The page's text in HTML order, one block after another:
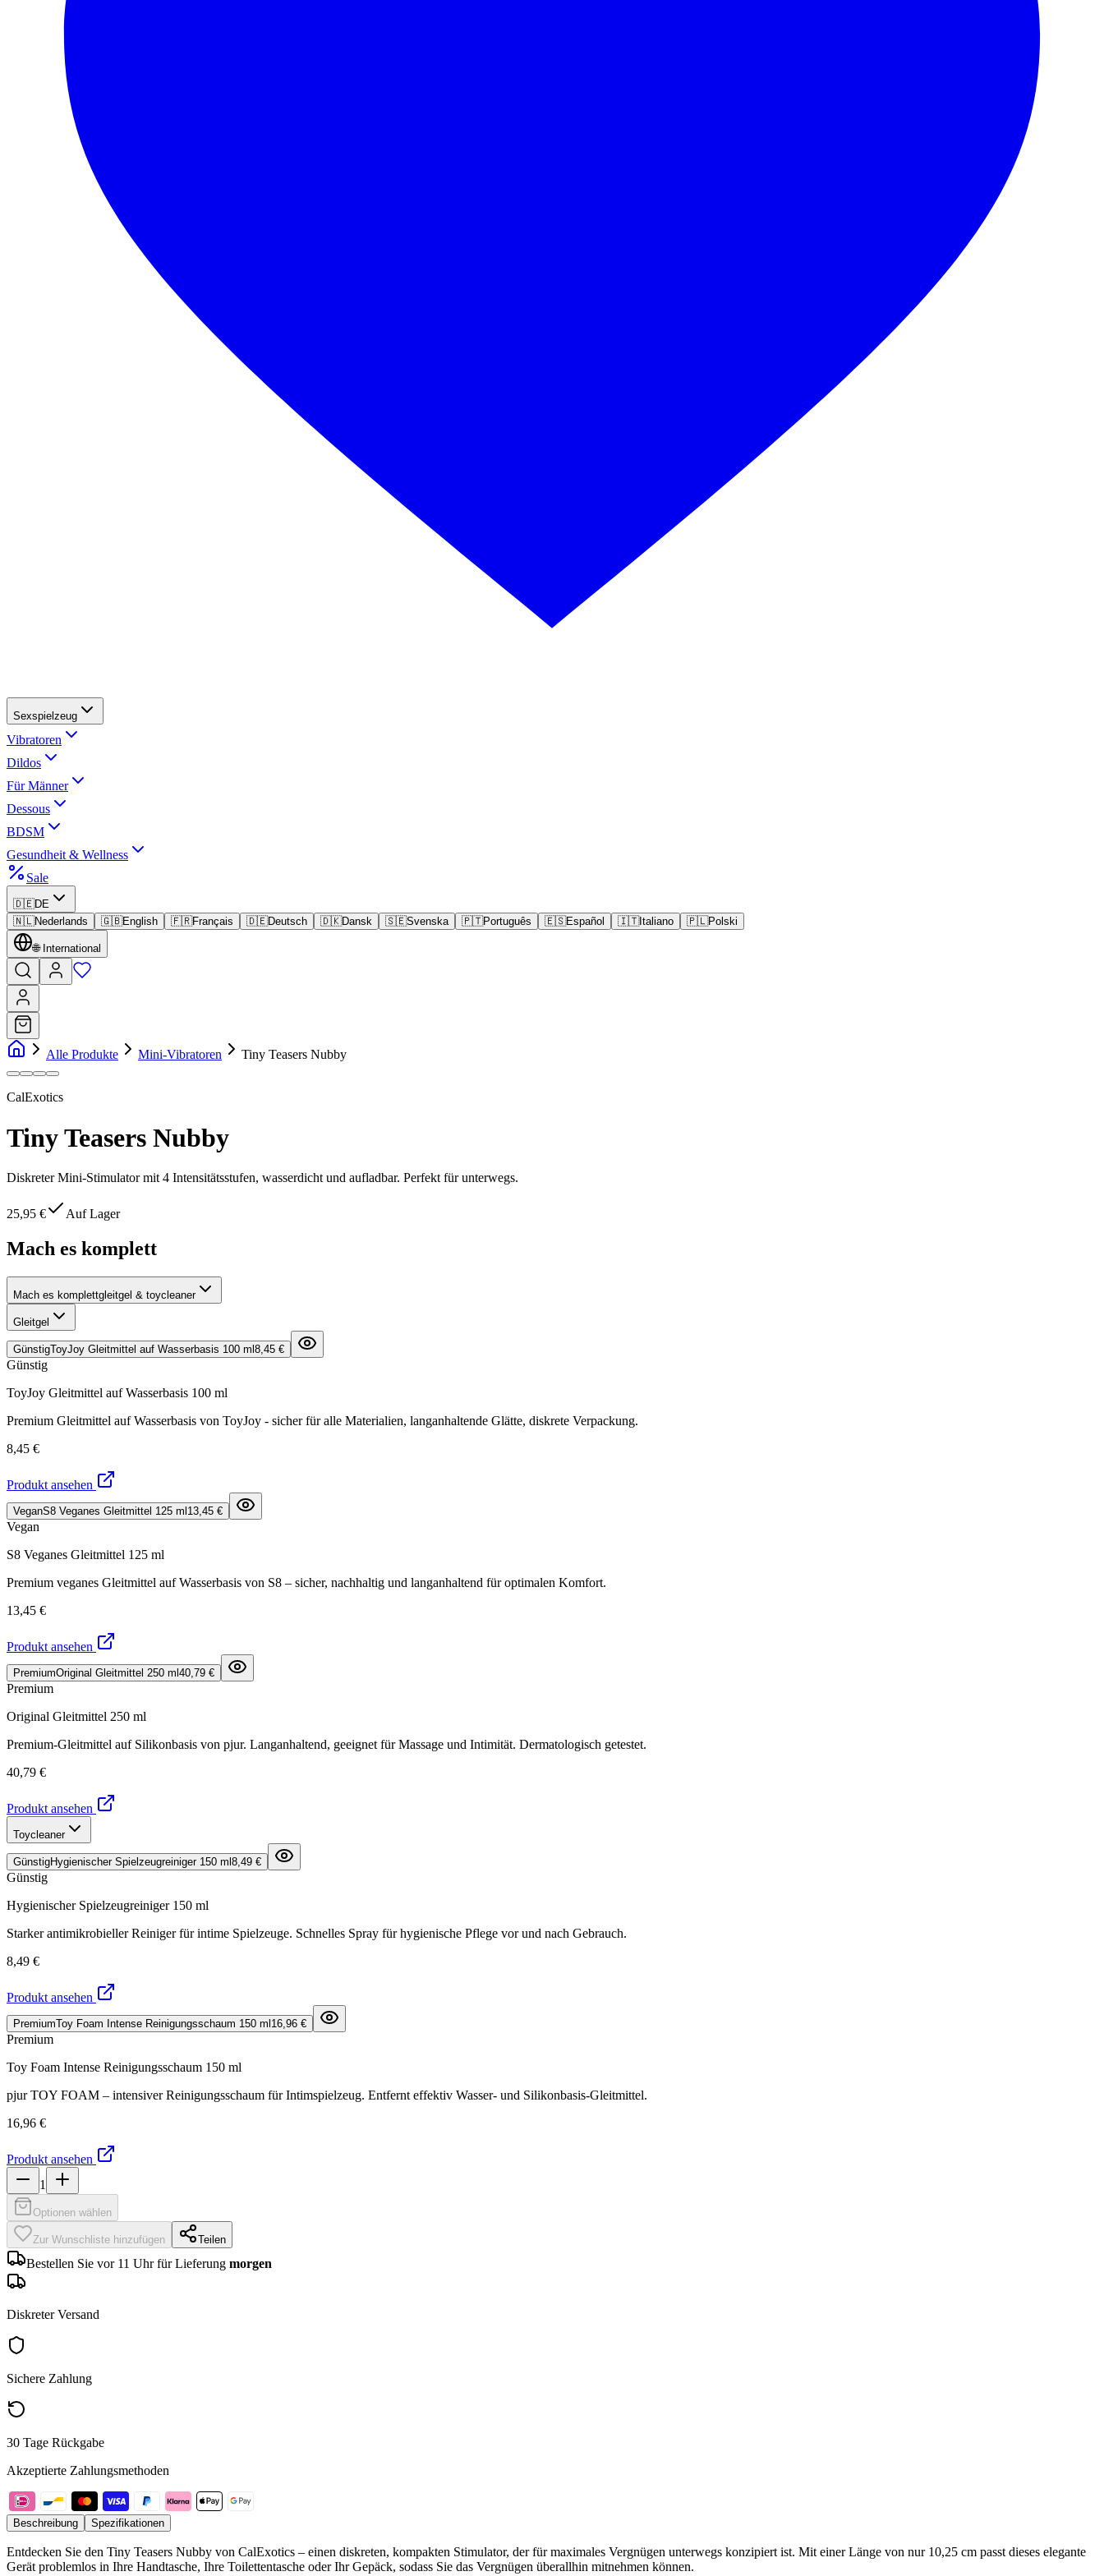
Sexspielzeug
Vibratoren
Dildos
Für Männer
Dessous
BDSM
Gesundheit & Wellness
Sale
🇩🇪DE
🇳🇱Nederlands 🇬🇧English 🇫🇷Français 🇩🇪Deutsch 🇩🇰Dansk 🇸🇪Svenska 🇵🇹Português 🇪🇸Español 🇮🇹Italiano 🇵🇱Polski
🌐 International
Alle Produkte Mini-Vibratoren Tiny Teasers Nubby
CalExotics
Tiny Teasers Nubby
Diskreter Mini-Stimulator mit 4 Intensitätsstufen, wasserdicht und aufladbar. Perfekt für unterwegs.
25,95 € Auf Lager
Mach es komplett
Mach es komplettgleitgel & toycleaner
Gleitgel
GünstigToyJoy Gleitmittel auf Wasserbasis 100 ml 8,45 €
Günstig
ToyJoy Gleitmittel auf Wasserbasis 100 ml
Premium Gleitmittel auf Wasserbasis von ToyJoy - sicher für alle Materialien, langanhaltende Glätte, diskrete Verpackung.
8,45 €
Produkt ansehen
VeganS8 Veganes Gleitmittel 125 ml 13,45 €
Vegan
S8 Veganes Gleitmittel 125 ml
Premium veganes Gleitmittel auf Wasserbasis von S8 – sicher, nachhaltig und langanhaltend für optimalen Komfort.
13,45 €
Produkt ansehen
PremiumOriginal Gleitmittel 250 ml 40,79 €
Premium
Original Gleitmittel 250 ml
Premium-Gleitmittel auf Silikonbasis von pjur. Langanhaltend, geeignet für Massage und Intimität. Dermatologisch getestet.
40,79 €
Produkt ansehen
Toycleaner
GünstigHygienischer Spielzeugreiniger 150 ml 8,49 €
Günstig
Hygienischer Spielzeugreiniger 150 ml
Starker antimikrobieller Reiniger für intime Spielzeuge. Schnelles Spray für hygienische Pflege vor und nach Gebrauch.
8,49 €
Produkt ansehen
PremiumToy Foam Intense Reinigungsschaum 150 ml 16,96 €
Premium
Toy Foam Intense Reinigungsschaum 150 ml
pjur TOY FOAM – intensiver Reinigungsschaum für Intimspielzeug. Entfernt effektiv Wasser- und Silikonbasis-Gleitmittel.
16,96 €
Produkt ansehen
1
Optionen wählen
Zur Wunschliste hinzufügen Teilen
Bestellen Sie vor 11 Uhr für Lieferung morgen
Diskreter Versand
Sichere Zahlung
30 Tage Rückgabe
Akzeptierte Zahlungsmethoden
Beschreibung Spezifikationen
Entdecken Sie den Tiny Teasers Nubby von CalExotics – einen diskreten, kompakten Stimulator, der für maximales Vergnügen unterwegs konzipiert ist. Mit einer Länge von nur 10,25 cm passt dieses elegante
Gerät problemlos in Ihre Handtasche, Ihre Toilettentasche oder Ihr Gepäck, sodass Sie das Vergnügen überallhin mitnehmen können.